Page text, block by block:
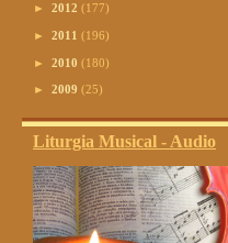
► 2012 (177)
► 2011 (196)
► 2010 (180)
► 2009 (25)
Liturgia Musical - Audio